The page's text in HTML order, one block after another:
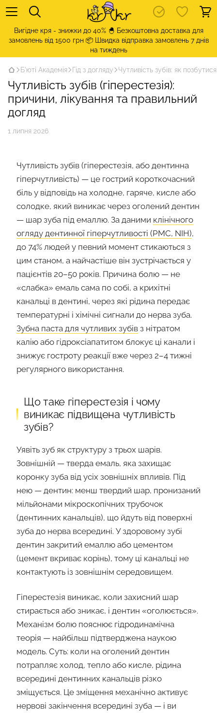
Вигідне кря - знижки до 40% 🐣 Безкоштовна доставка для
замовлень від 1500 грн 📦 Швидка відправка замовлень 7 днів
на тиждень
Б'юті Академія Гід з догляду Чутливість зубів: як позбутися
Чутливість зубів (гіперестезія):
причини, лікування та правильний
догляд
1 липня 2026
Чутливість зубів (гіперестезія, або дентинна
гіперчутливість) — це гострий короткочасний
біль у відповідь на холодне, гаряче, кисле або
солодке, який виникає через оголений дентин
— шар зуба під емаллю. За даними клінічного
огляду дентинної гіперчутливості (PMC, NIH),
до 74% людей у певний момент стикаються з
цим станом, а найчастіше він зустрічається у
пацієнтів 20–50 років. Причина болю — не
«слабка» емаль сама по собі, а крихітні
канальці в дентині, через які рідина передає
температурні і хімічні сигнали до нерва зуба.
Зубна паста для чутливих зубів з нітратом
калію або гідроксіапатитом блокує ці канали і
знижує гостроту реакції вже через 2–4 тижні
регулярного використання.
Що таке гіперестезія і чому
виникає підвищена чутливість
зубів?
Уявіть зуб як структуру з трьох шарів.
Зовнішній — тверда емаль, яка захищає
коронку зуба від усіх зовнішніх впливів. Під
нею — дентин: менш твердий шар, пронизаний
мільйонами мікроскопічних трубочок
(дентинних канальців), що йдуть від поверхні
зуба до нерва всередині. У здоровому зубі
дентин закритий емаллю або цементом
(цемент вкриває корінь), тому ці канальці не
контактують із зовнішнім середовищем.
Гіперестезія виникає, коли захисний шар
стирається або зникає, і дентин «оголюється».
Механізм болю пояснює гідродинамічна
теорія — найбільш підтверджена наукою
модель. Суть: коли на оголений дентин
потрапляє холод, тепло або кисле, рідина
всередині дентинних канальців різко
зміщується. Це зміщення механічно активує
нервові закінчення всередині зуба — і ви